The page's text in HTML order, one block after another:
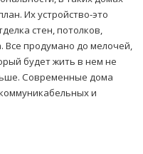
Их устройство-это
стен, потолков,
Все продумано до мелочей,
будет жить в нем не
Современные дома
и